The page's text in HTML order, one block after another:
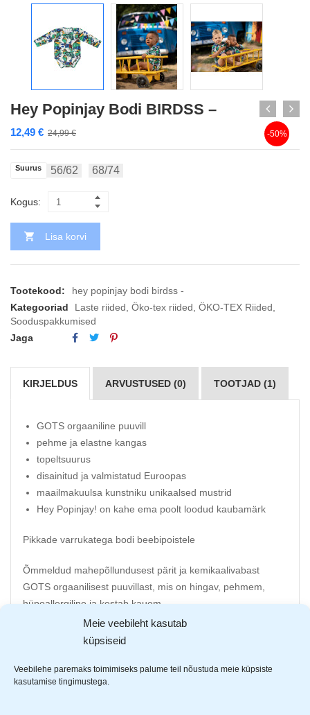
Meie veebileht kasutab
küpsiseid
Veebilehe paremaks toimimiseks palume teil nõustuda meie küpsiste
kasutamise tingimustega.
Hey Popinjay Bodi BIRDSS –
24,99€
12,49 € -50%
Suurus 56/62 68/74
Kogus:
Lisa korvi
Tootekood:
hey popinjay bodi birdss -
Kategooriad
Laste riided Öko-tex riided ÖKO-TEX Riided
Sooduspakkumised
Jaga
KIRJELDUS ARVUSTUSED (0) TOOTJAD (1)
GOTS orgaaniline puuvill
pehme ja elastne kangas
topeltsuurus
disainitud ja valmistatud Euroopas
maailmakuulsa kunstniku unikaalsed mustrid
Hey Popinjay! on kahe ema poolt loodud kaubamärk
Pikkade varrukatega bodi beebipoistele
Õmmeldud mahepõllundusest pärit ja kemikaalivabast
GOTS orgaanilisest puuvillast, mis on hingav, pehmem,
hüpoallergiline ja kestab kauem.
Kaubamärgi isikupäraks on eriliselt säravad värvid ja